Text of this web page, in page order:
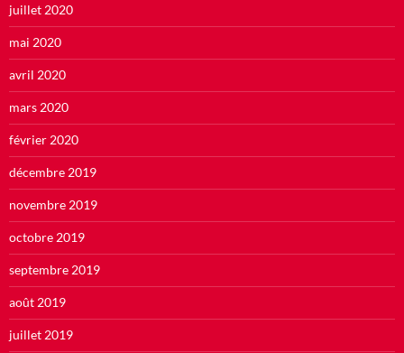
juillet 2020
mai 2020
avril 2020
mars 2020
février 2020
décembre 2019
novembre 2019
octobre 2019
septembre 2019
août 2019
juillet 2019